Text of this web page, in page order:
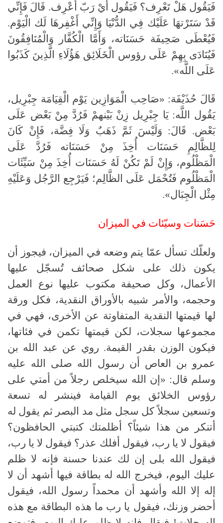
فَيَقُول هَلْ تَعْرِف؟ فَيَقُول أَيْ رَبّ أَعْرِف. قَالَ فَإِنِّي
قَدْ سَتَرْتهَا عَلَيْك فِي الدُّنْيَا وَإِنِّي أَغْفِرهَا لَك الْيَوْم.
فَيُعْطَى صَحِيفَة حَسَنَاته، وَأَمَّا الْكُفَّار وَالْمُنَافِقُونَ
فَيُنَادَى بِهِمْ عَلَى رؤوس الْخَلَائِق هَؤُلَاءِ الَّذِينَ كَذَبُوا
عَلَى اللَّه».
قَالَ حُذَيْفَة: «صَاحِب الْمَوَازِين يَوْم الْقِيَامَة جِبْرِيل،
يَقُول اللَّه: يَا جِبْرِيل زِنْ بَيْنهمْ فَرُدَّ مِنْ بَعْض عَلَى
بَعْض. قَالَ: وَلَيْسَ ثَمَّ ذَهَبٌ وَلَا فِضَّة، فَإِنْ كَانَ
لِلظَّالِمِ حَسَنَات أُخِذَ مِنْ حَسَنَاته فَرُدَّ عَلَى
الْمَظْلُوم، وَإِنْ لَمْ تَكُنْ لَهُ حَسَنَات أُخِذَ مِنْ سَيِّئَات
الْمَظْلُوم فَتُحْمَل عَلَى الظَّالِم؛ فَيَرْجِع الرَّجُل وَعَلَيْهِ
مِثْل الْجِبَال».
حَسَنات وسيّئات في الميزان
ولعلّك تسأل عمّا يتم وضعه في الميزان، فيجوز أن
يكون ذلك على شكل صحائف تُسجّل عليها
الأعمال، وكل صحيفة مكتوب عليها نوع العمل
وحجمه، والأمر شبيه بالأوراق النقدية، فكل ورقة
لها قيمتها النقدية المتفاوتة عن الأخرى، فهي في
مجموعها سجلات، لكن قيمتها تكمن في فئاتها،
فيكون الوزن بقدر القيمة. روي عن عبد الله بن
عمرو بن العاص أن رسول الله صلى الله عليه
وسلم قال: «إن الله سيخلص رجلاً من أمتي على
رؤوس الخلائق يوم القيامة فينشر له تسعة
وتسعين سجلاً كل سجل مثل مد البصر ثم يقول له
أتنكر من هذا شيئاً؟ أظلمتك كتبتي الحافظون؟
فيقول لا يا رب، فيقول أفلك عذر؟ فيقول لا يا رب،
فيقول الله بلى إن لك عندنا حسنة فإنه لا ظلم
عليك اليوم، فيخرج الله له بطاقة فيها أشهد أن لا
إله إلا الله وأشهد أن محمداً رسول الله، فيقول
أحضر وزنك، فيقول يا رب ما هذه البطاقة مع هذه